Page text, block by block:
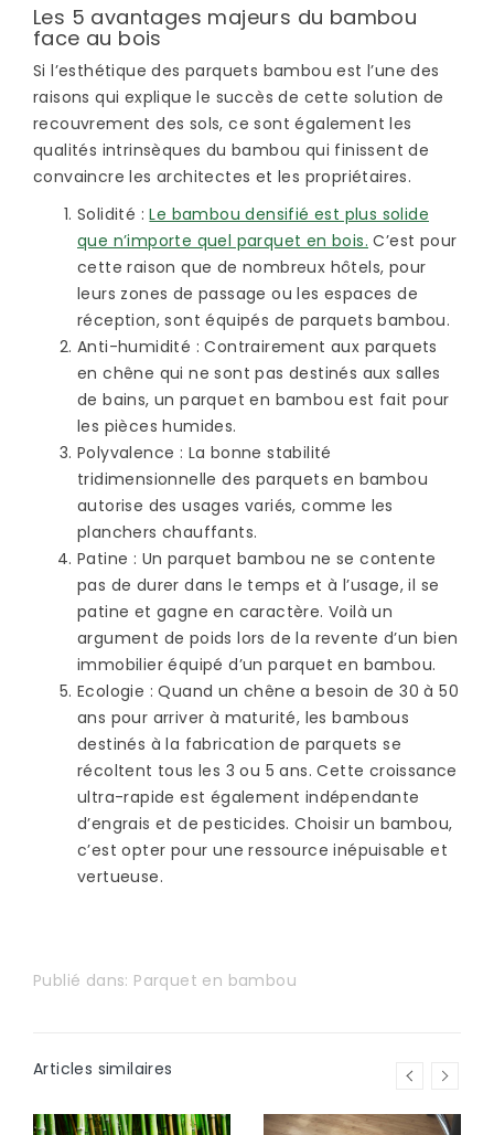
Les 5 avantages majeurs du bambou
face au bois
Si l’esthétique des parquets bambou est l’une des
raisons qui explique le succès de cette solution de
recouvrement des sols, ce sont également les
qualités intrinsèques du bambou qui finissent de
convaincre les architectes et les propriétaires.
Solidité :Le bambou densifié est plus solide
que n’importe quel parquet en bois. C’est pour
cette raison que de nombreux hôtels, pour
leurs zones de passage ou les espaces de
réception, sont équipés de parquets bambou.
Anti-humidité : Contrairement aux parquets
en chêne qui ne sont pas destinés aux salles
de bains, un parquet en bambou est fait pour
les pièces humides.
Polyvalence : La bonne stabilité
tridimensionnelle des parquets en bambou
autorise des usages variés, comme les
planchers chauffants.
Patine : Un parquet bambou ne se contente
pas de durer dans le temps et à l’usage, il se
patine et gagne en caractère. Voilà un
argument de poids lors de la revente d’un bien
immobilier équipé d’un parquet en bambou.
Ecologie : Quand un chêne a besoin de 30 à 50
ans pour arriver à maturité, les bambous
destinés à la fabrication de parquets se
récoltent tous les 3 ou 5 ans. Cette croissance
ultra-rapide est également indépendante
d’engrais et de pesticides. Choisir un bambou,
c’est opter pour une ressource inépuisable et
vertueuse.
Publié dans: Parquet en bambou
Articles similaires